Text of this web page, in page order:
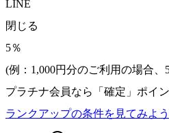
LINE
閉じる
5％
(例：1,000円分のご利用の場合、
プラチナ会員なら
「確定」 ポイ
ランクアップの条件を見てみよう